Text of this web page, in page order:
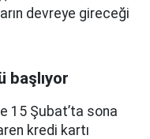
devreye gireceği
başlıyor
15 Şubat’ta sona
kredi kartı